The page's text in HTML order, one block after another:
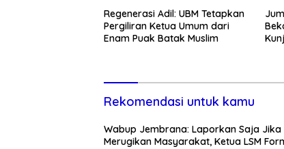
Kelompok Ahli Pemkab
Regenerasi Adil: UBM Tetapkan
Pergiliran Ketua Umum dari
Enam Puak Batak Muslim
Rekomendasi untuk kamu
Wabup Jembrana: Laporkan Saja Jika
Merugikan Masyarakat, Ketua LSM